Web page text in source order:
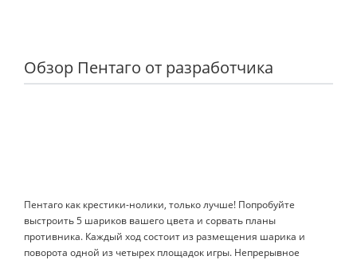
Обзор Пентаго от разработчика
Пентаго как крестики-нолики, только лучше! Попробуйте
выстроить 5 шариков вашего цвета и сорвать планы
противника. Каждый ход состоит из размещения шарика и
поворота одной из четырех площадок игры. Непрерывное